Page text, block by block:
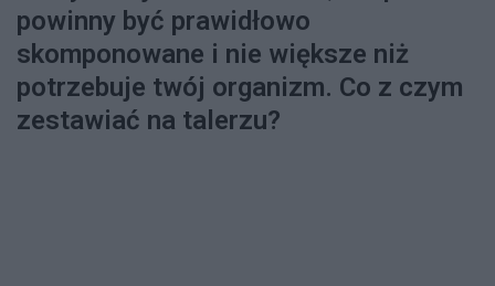
powinny być prawidłowo
skomponowane i nie większe niż
potrzebuje twój organizm. Co z czym
zestawiać na talerzu?